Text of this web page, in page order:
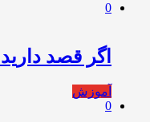
0
اگر قصد
آموزش
0